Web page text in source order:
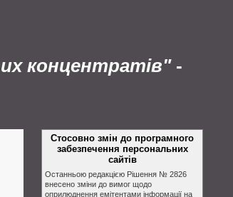
концентратів"-
Стосовно змін до програмного
забезпечення персональних
сайтів
Останньою редакцією Рішення № 2826
внесено зміни до вимог щодо
оприлюднення емітентами інформації на